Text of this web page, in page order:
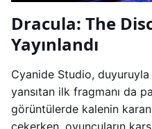
Dracula: The
Yayınlandı
Cyanide Studio,
yansıtan ilk fragmanı da
görüntülerde kalenin
çekerken, oyuncuların